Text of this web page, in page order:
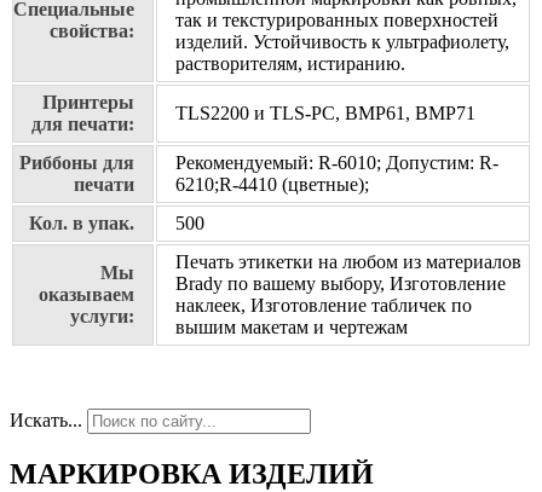
Специальные
свойства:
так и текстурированных поверхностей
изделий. Устойчивость к ультрафиолету,
растворителям, истиранию.
Принтеры
для печати:
TLS2200 и TLS-PC, BMP61, BMP71
Риббоны для
печати
Рекомендуемый: R-6010; Допустим: R-
6210;R-4410 (цветные);
Кол. в упак.
500
Мы
оказываем
услуги:
Печать этикетки на любом из материалов
Brady по вашему выбору, Изготовление
наклеек, Изготовление табличек по
вышим макетам и чертежам
Искать...
МАРКИРОВКА ИЗДЕЛИЙ